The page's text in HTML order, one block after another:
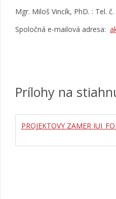
Mgr. Miloš Vincík, PhD. : Tel.
Spoločná e-mailová adresa:
Prílohy na
PROJEKTOVY ZAMER